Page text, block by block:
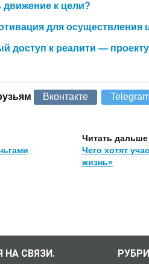
движение к цели?
для осуществления
доступ к реалити —
Вконтакте
Читать дальше
Чего хотят
жизнь»
НА СВЯЗИ.